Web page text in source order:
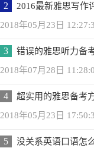
2
2016最新雅思写作
2018年05月23日
3
错误的雅思听力备
2018年07月28日
4
超实用的雅思备考
2018年05月23日
5
没关系英语口语怎